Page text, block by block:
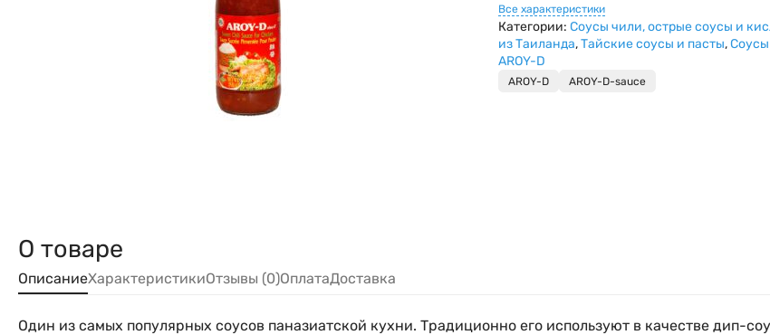
Все характеристики
Категории: Соусы чили, острые соусы и
из Таиланда,Тайские соусы и пасты,
AROY-D
AROY-D AROY-D-sauce
О товаре
ОписаниеХарактеристикиОтзывы (0)ОплатаДоставка
Один из самых популярных соусов паназиатской кухни. Традиционно его используют в качестве дип-